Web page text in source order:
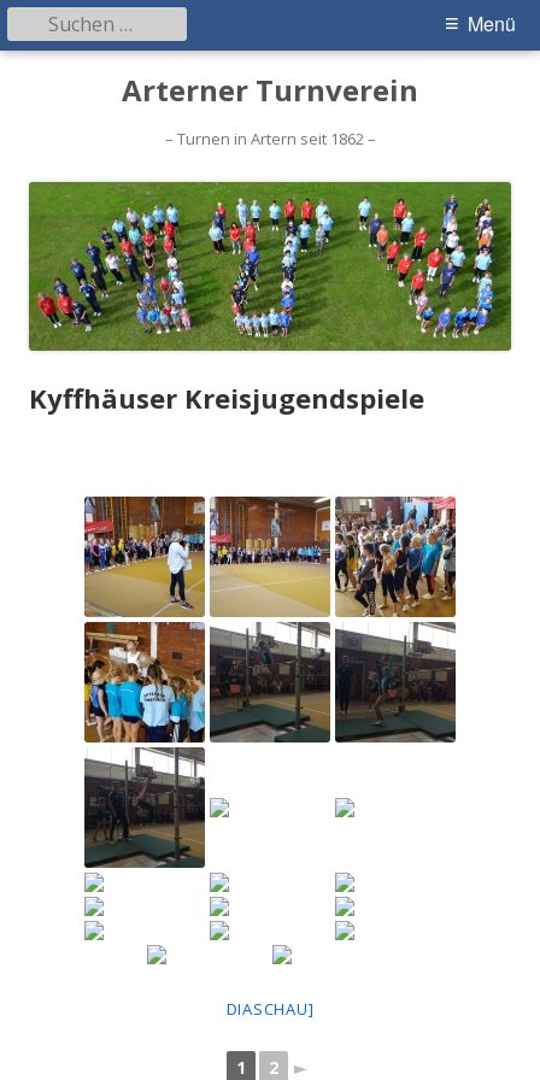
Arterner Turnverein
– Turnen in Artern seit 1862 –
Primäres
Menü
Suchen
nach:
Kyffhäuser Kreisjugendspiele
DIASCHAU]
1 2 ►